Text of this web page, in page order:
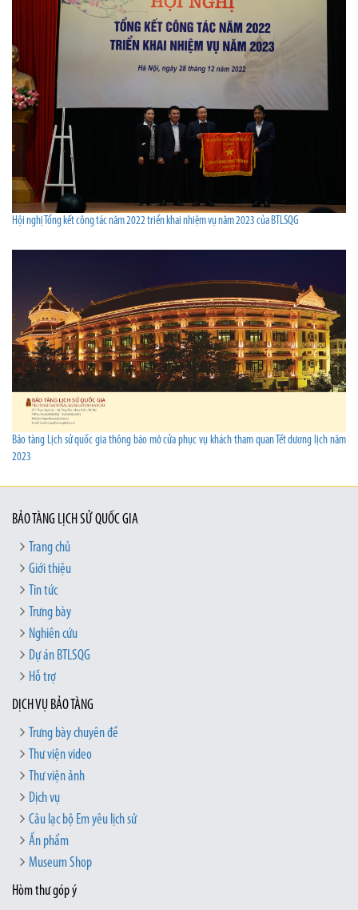
Hội nghị Tổng kết công tác năm 2022 triển khai nhiệm vụ năm 2023 của BTLSQG
Bảo tàng Lịch sử quốc gia thông báo mở cửa phục vụ khách tham quan Tết dương lịch năm
2023
BẢO TÀNG LỊCH SỬ QUỐC GIA
Trang chủ
Giới thiệu
Tin tức
Trưng bày
Nghiên cứu
Dự án BTLSQG
Hỗ trợ
DỊCH VỤ BẢO TÀNG
Trưng bày chuyên đề
Thư viện video
Thư viện ảnh
Dịch vụ
Câu lạc bộ Em yêu lịch sử
Ấn phẩm
Museum Shop
Hòm thư góp ý